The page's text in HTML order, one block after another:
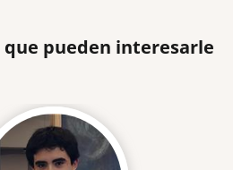
pueden interesarle